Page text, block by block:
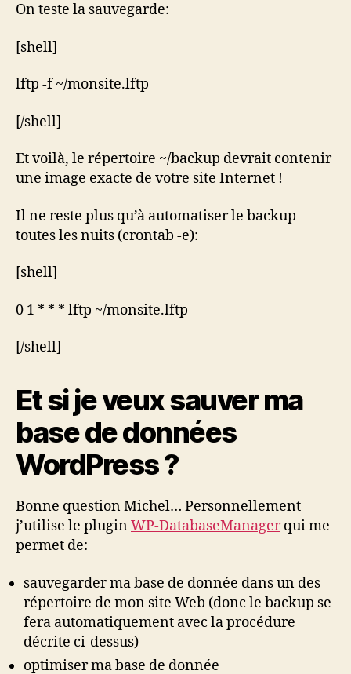
On teste la sauvegarde:
[shell]
lftp -f ~/monsite.lftp
[/shell]
Et voilà, le répertoire ~/backup devrait contenir
une image exacte de votre site Internet !
Il ne reste plus qu’à automatiser le backup
toutes les nuits (crontab -e):
[shell]
0 1 * * * lftp ~/monsite.lftp
[/shell]
Et si je veux sauver ma
base de données
WordPress ?
Bonne question Michel… Personnellement
j’utilise le pluginWP-DatabaseManagerqui me
permet de:
sauvegarder ma base de donnée dans un des
répertoire de mon site Web (donc le backup se
fera automatiquement avec la procédure
décrite ci-dessus)
optimiser ma base de donnée